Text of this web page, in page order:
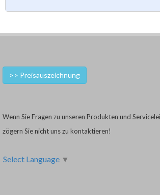
>> Preisauszeichnung
Wenn Sie Fragen zu unseren Produkten und
zögern Sie nicht uns zu kontaktieren!
Select Language ▼